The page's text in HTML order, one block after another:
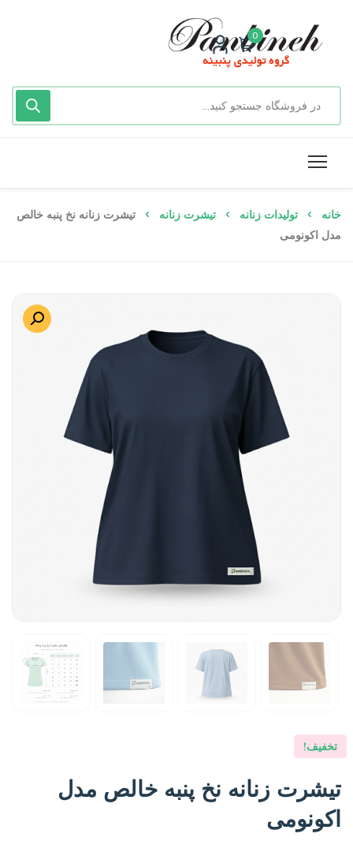
0
خانه تولیدات زنانه تیشرت زنانه
تیشرت زنانه نخ پنبه خالص
مدل اکونومی
تخفیف!
تیشرت زنانه نخ پنبه خالص مدل
اکونومی